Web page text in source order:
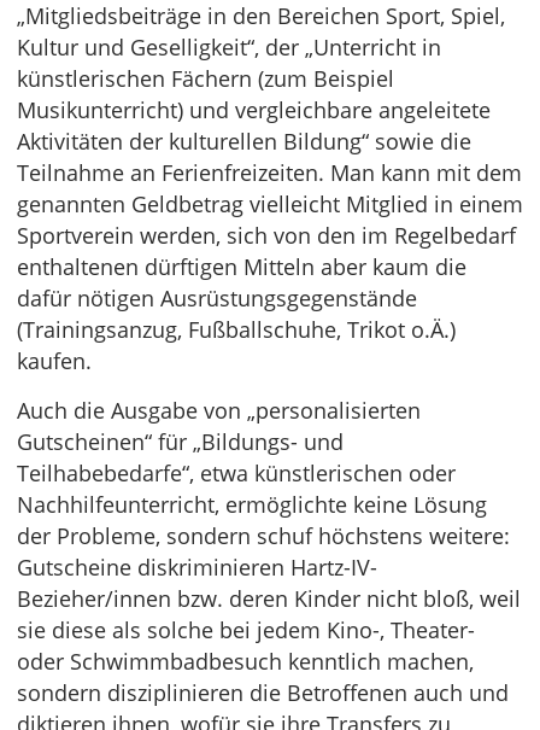
„Mitgliedsbeiträge in den Bereichen Sport, Spiel,
Kultur und Geselligkeit“, der „Unterricht in
künstlerischen Fächern (zum Beispiel
Musikunterricht) und vergleichbare angeleitete
Aktivitäten der kulturellen Bildung“ sowie die
Teilnahme an Ferienfreizeiten. Man kann mit dem
genannten Geldbetrag vielleicht Mitglied in einem
Sportverein werden, sich von den im Regelbedarf
enthaltenen dürftigen Mitteln aber kaum die
dafür nötigen Ausrüstungsgegenstände
(Trainingsanzug, Fußballschuhe, Trikot o.Ä.)
kaufen.
Auch die Ausgabe von „personalisierten
Gutscheinen“ für „Bildungs- und
Teilhabebedarfe“, etwa künstlerischen oder
Nachhilfeunterricht, ermöglichte keine Lösung
der Probleme, sondern schuf höchstens weitere:
Gutscheine diskriminieren Hartz-IV-
Bezieher/innen bzw. deren Kinder nicht bloß, weil
sie diese als solche bei jedem Kino-, Theater-
oder Schwimmbadbesuch kenntlich machen,
sondern disziplinieren die Betroffenen auch und
diktieren ihnen, wofür sie ihre Transfers zu